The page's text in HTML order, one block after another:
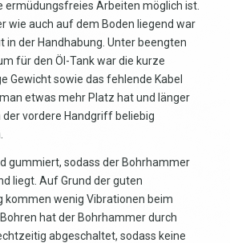
ermüdungsfreies Arbeiten möglich ist.
wie auch auf dem Boden liegend war
in der Handhabung. Unter beengten
für den Öl-Tank war die kurze
Gewicht sowie das fehlende Kabel
etwas mehr Platz hat und länger
vordere Handgriff beliebig
gummiert, sodass der Bohrhammer
liegt. Auf Grund der guten
wenig Vibrationen beim
hat der Bohrhammer durch
abgeschaltet, sodass keine